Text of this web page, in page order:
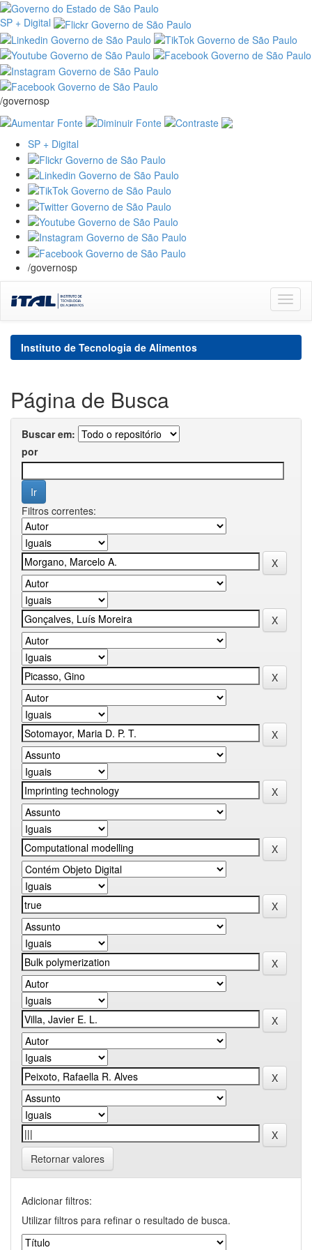
SP + Digital
/governosp
SP + Digital
/governosp
navigation
Instituto de Tecnologia de Alimentos
Página de Busca
Buscar em:
por
Filtros correntes:
Retornar valores
Adicionar filtros:
Utilizar filtros para refinar o resultado de busca.